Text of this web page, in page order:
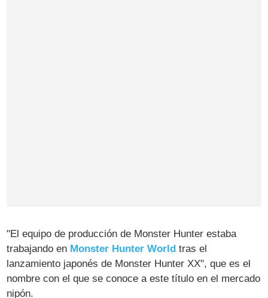
"El equipo de producción de Monster Hunter estaba
trabajando en Monster Hunter World tras el
lanzamiento japonés de Monster Hunter XX", que es el
nombre con el que se conoce a este título en el mercado
nipón.